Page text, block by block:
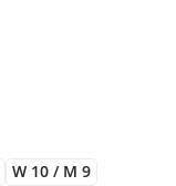
W 10 / M 9